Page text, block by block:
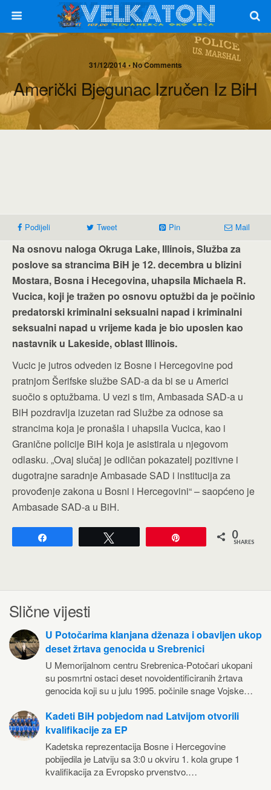
31/12/2014 • No Comments
Američki Bjegunac Izručen Iz BiH
Podijeli Tweet Pin Mail
Na osnovu naloga Okruga Lake, Illinois, Služba za
poslove sa strancima BiH je 12. decembra u blizini
Mostara, Bosna i Hecegovina, uhapsila Michaela R.
Vucica, koji je tražen po osnovu optužbi da je počinio
predatorski kriminalni seksualni napad i kriminalni
seksualni napad u vrijeme kada je bio uposlen kao
nastavnik u Lakeside, oblast Illinois.
Vucic je jutros odveden iz Bosne i Hercegovine pod
pratnjom Šerifske službe SAD-a da bi se u Americi
suočio s optužbama. U vezi s tim, Ambasada SAD-a u
BiH pozdravlja izuzetan rad Službe za odnose sa
strancima koja je pronašla i uhapsila Vucica, kao i
Granične policije BiH koja je asistirala u njegovom
odlasku. „Ovaj slučaj je odličan pokazatelj pozitivne i
dugotrajne saradnje Ambasade SAD i institucija za
provođenje zakona u Bosni i Hercegovini“ – saopćeno je
Ambasade SAD-a u BiH.
0
SHARES
Slične vijesti
U Potočarima klanjana dženaza i obavljen ukop
deset žrtava genocida u Srebrenici
U Memorijalnom centru Srebrenica-Potočari ukopani
su posmrtni ostaci deset novoidentificiranih žrtava
genocida koji su u julu 1995. počinile snage Vojske…
Kadeti BiH pobjedom nad Latvijom otvorili
kvalifikacije za EP
Kadetska reprezentacija Bosne i Hercegovine
pobijedila je Latviju sa 3:0 u okviru 1. kola grupe 1
kvalifikacija za Evropsko prvenstvo.…